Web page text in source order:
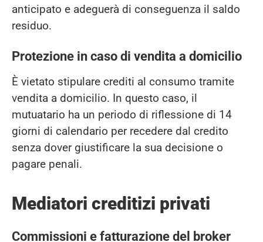
anticipato e adeguerà di conseguenza il saldo
residuo.
Protezione in caso di vendita a domicilio
È vietato stipulare crediti al consumo tramite
vendita a domicilio. In questo caso, il
mutuatario ha un periodo di riflessione di 14
giorni di calendario per recedere dal credito
senza dover giustificare la sua decisione o
pagare penali.
Mediatori creditizi privati
Commissioni e fatturazione del broker